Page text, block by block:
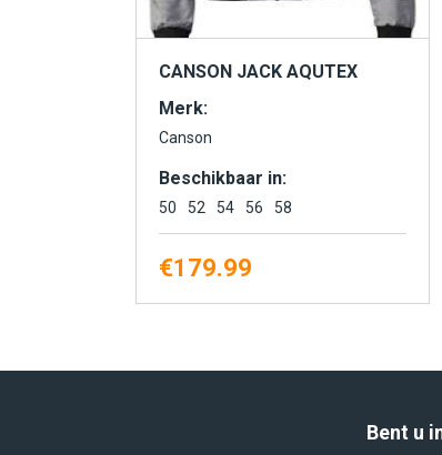
CANSON JACK AQUTEX
Merk:
Canson
Beschikbaar in:
50 52 54 56 58
€179.99
Bent u